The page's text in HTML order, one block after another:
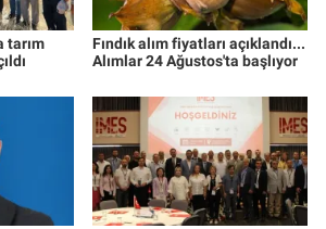
tarım
Fındık alım fiyatları açıklandı...
Alımlar 24 Ağustos'ta başlıyor